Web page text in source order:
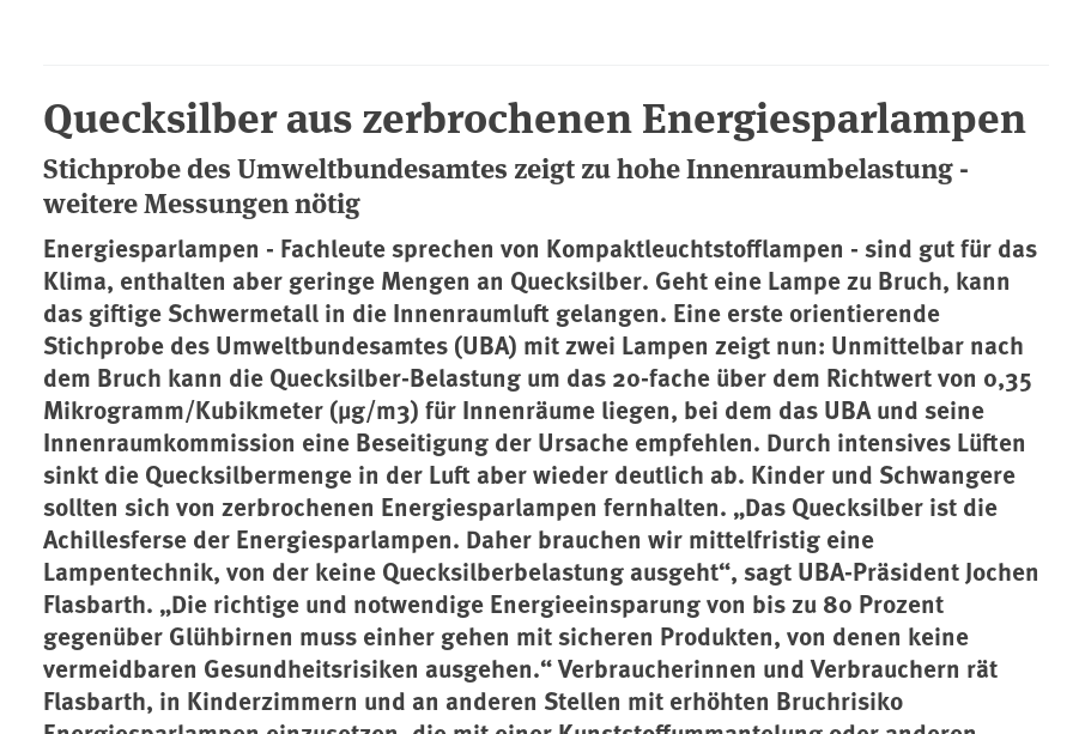
Quecksilber aus zerbrochenen Energiesparlampen
Stichprobe des Umweltbundesamtes zeigt zu hohe Innenraumbelastung -
weitere Messungen nötig
Energiesparlampen - Fachleute sprechen von Kompaktleuchtstofflampen - sind gut für das
Klima, enthalten aber geringe Mengen an Quecksilber. Geht eine Lampe zu Bruch, kann
das giftige Schwermetall in die Innenraumluft gelangen. Eine erste orientierende
Stichprobe des Umweltbundesamtes (UBA) mit zwei Lampen zeigt nun: Unmittelbar nach
dem Bruch kann die Quecksilber-Belastung um das 20-fache über dem Richtwert von 0,35
Mikrogramm/Kubikmeter (µg/m3) für Innenräume liegen, bei dem das UBA und seine
Innenraumkommission eine Beseitigung der Ursache empfehlen. Durch intensives Lüften
sinkt die Quecksilbermenge in der Luft aber wieder deutlich ab. Kinder und Schwangere
sollten sich von zerbrochenen Energiesparlampen fernhalten. „Das Quecksilber ist die
Achillesferse der Energiesparlampen. Daher brauchen wir mittelfristig eine
Lampentechnik, von der keine Quecksilberbelastung ausgeht“, sagt UBA-Präsident Jochen
Flasbarth. „Die richtige und notwendige Energieeinsparung von bis zu 80 Prozent
gegenüber Glühbirnen muss einher gehen mit sicheren Produkten, von denen keine
vermeidbaren Gesundheitsrisiken ausgehen.“ Verbraucherinnen und Verbrauchern rät
Flasbarth, in Kinderzimmern und an anderen Stellen mit erhöhten Bruchrisiko